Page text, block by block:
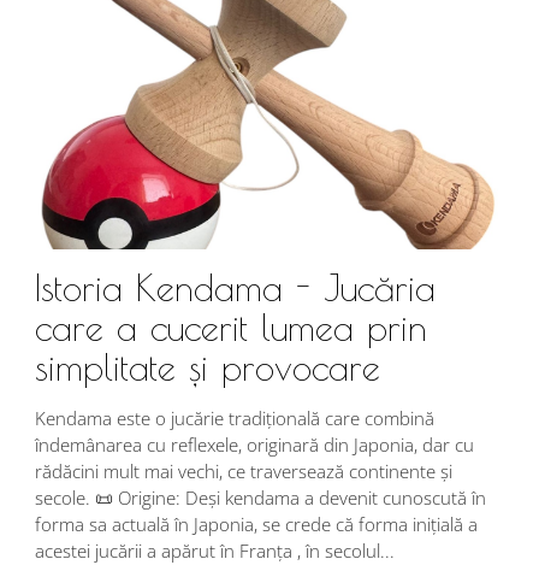
Istoria Kendama - Jucăria
care a cucerit lumea prin
simplitate și provocare
Kendama este o jucărie tradițională care combină
îndemânarea cu reflexele, originară din Japonia, dar cu
rădăcini mult mai vechi, ce traversează continente și
secole. 📜 Origine: Deși kendama a devenit cunoscută în
forma sa actuală în Japonia, se crede că forma inițială a
acestei jucării a apărut în Franța , în secolul...